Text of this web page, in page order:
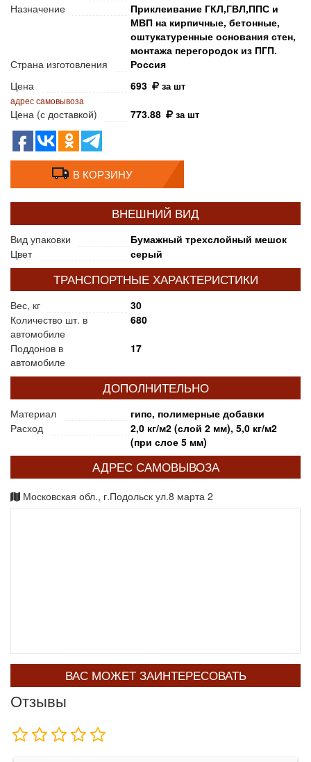
Назначение
Приклеивание ГКЛ,ГВЛ,ППС и
МВП на кирпичные, бетонные,
оштукатуренные основания стен,
монтажа перегородок из ПГП.
Страна изготовления
Россия
Цена
693 за шт
адрес самовывоза
Цена (с доставкой) 773.88 за шт
В КОРЗИНУ
ВНЕШНИЙ ВИД
Вид упаковки
Бумажный трехслойный мешок
Цвет
серый
ТРАНСПОРТНЫЕ ХАРАКТЕРИСТИКИ
Вес, кг
30
Количество шт. в
автомобиле
680
Поддонов в
автомобиле
17
ДОПОЛНИТЕЛЬНО
Материал
гипс, полимерные добавки
Расход
2,0 кг/м2 (слой 2 мм), 5,0 кг/м2
(при слое 5 мм)
АДРЕС САМОВЫВОЗА
Московская обл., г.Подольск ул.8 марта 2
ВАС МОЖЕТ ЗАИНТЕРЕСОВАТЬ
Отзывы